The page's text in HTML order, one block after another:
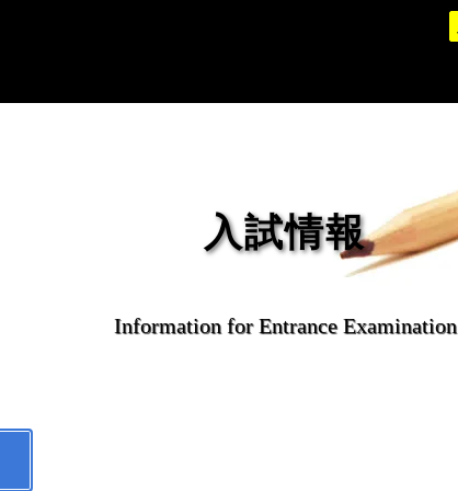
入試情報
Information for Entrance Examination